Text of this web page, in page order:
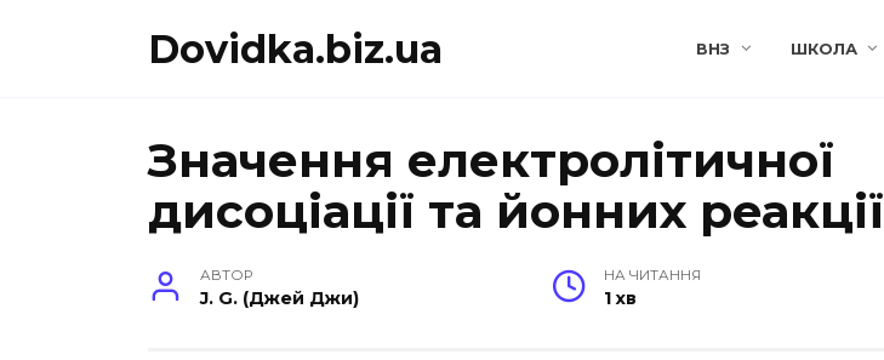
Dovidka.biz.ua ВНЗ ШКОЛА
Значення електролітичної
дисоціації та йонних реакції
АВТОР
J. G. (Джей Джи)
НА ЧИТАННЯ
1 хв